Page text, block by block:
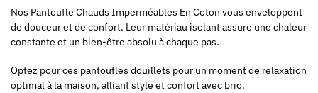
Nos Pantoufle Chauds Imperméables En Coton vous enveloppent
de douceur et de confort. Leur matériau isolant assure une chaleur
constante et un bien-être absolu à chaque pas.
Optez pour ces pantoufles douillets pour un moment de relaxation
optimal à la maison, alliant style et confort avec brio.